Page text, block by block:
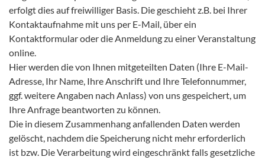
erfolgt dies auf freiwilliger Basis. Die geschieht z.B. bei Ihrer
Kontaktaufnahme mit uns per E-Mail, über ein
Kontaktformular oder die Anmeldung zu einer Veranstaltung
online.
Hier werden die von Ihnen mitgeteilten Daten (Ihre E-Mail-
Adresse, Ihr Name, Ihre Anschrift und Ihre Telefonnummer,
ggf. weitere Angaben nach Anlass) von uns gespeichert, um
Ihre Anfrage beantworten zu können.
Die in diesem Zusammenhang anfallenden Daten werden
gelöscht, nachdem die Speicherung nicht mehr erforderlich
ist bzw. Die Verarbeitung wird eingeschränkt falls gesetzliche